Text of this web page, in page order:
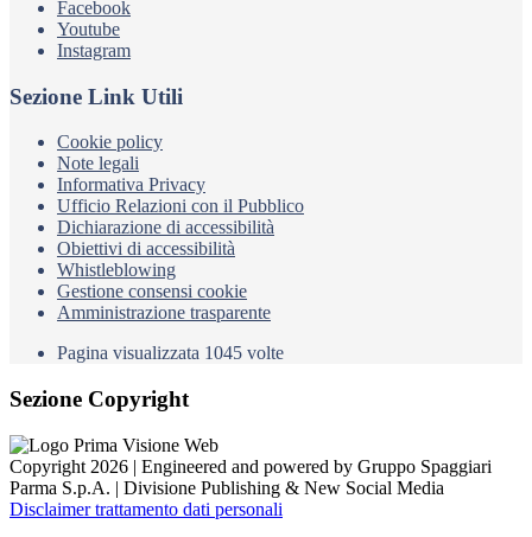
Facebook
Youtube
Instagram
Sezione Link Utili
Cookie policy
Note legali
Informativa Privacy
Ufficio Relazioni con il Pubblico
Dichiarazione di accessibilità
Obiettivi di accessibilità
Whistleblowing
Gestione consensi cookie
Amministrazione trasparente
Pagina visualizzata 1045 volte
Sezione Copyright
Copyright 2026 | Engineered and powered by Gruppo Spaggiari
Parma S.p.A. | Divisione Publishing & New Social Media
Disclaimer trattamento dati personali